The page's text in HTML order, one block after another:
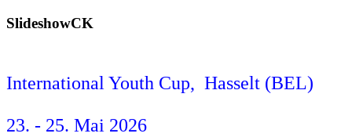
SlideshowCK
International Youth Cup, Hasselt (BEL)
23. - 25. Mai 2026